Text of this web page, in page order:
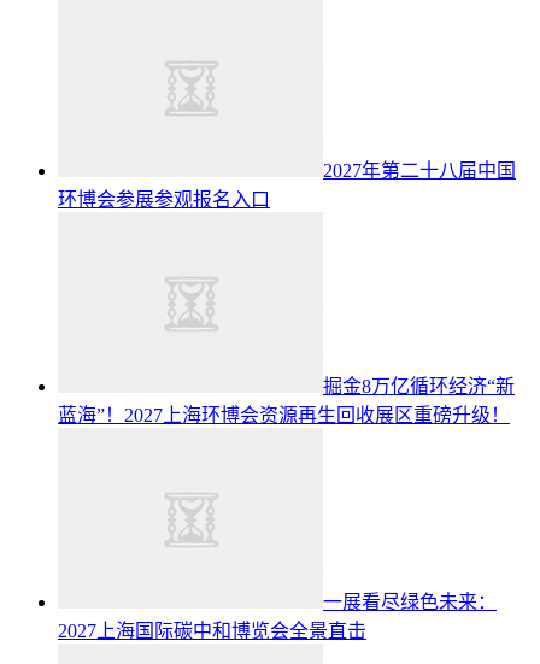
2027年第二十八届中国
环博会参展参观报名入口
掘金8万亿循环经济“新
蓝海”！2027上海环博会资源再生回收展区重磅升级！
一展看尽绿色未来：
2027上海国际碳中和博览会全景直击